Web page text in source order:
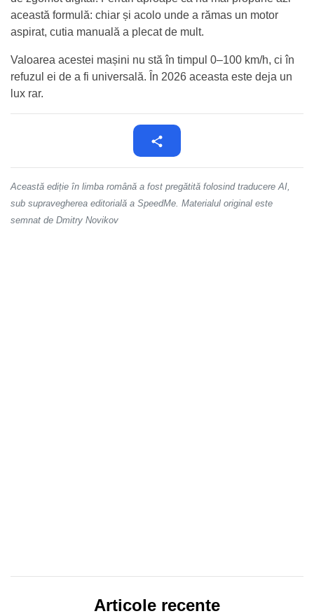
această formulă: chiar și acolo unde a rămas un motor
aspirat, cutia manuală a plecat de mult.
Valoarea acestei mașini nu stă în timpul 0–100 km/h, ci în
refuzul ei de a fi universală. În 2026 aceasta este deja un
lux rar.
Această ediție în limba română a fost pregătită folosind traducere AI,
sub supravegherea editorială a SpeedMe. Materialul original este
semnat de Dmitry Novikov
Articole recente